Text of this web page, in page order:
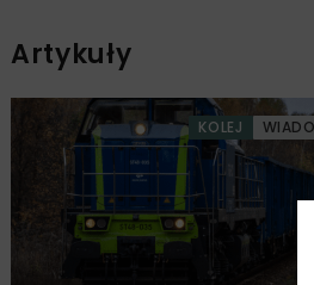
Artykuły
KOLEJ